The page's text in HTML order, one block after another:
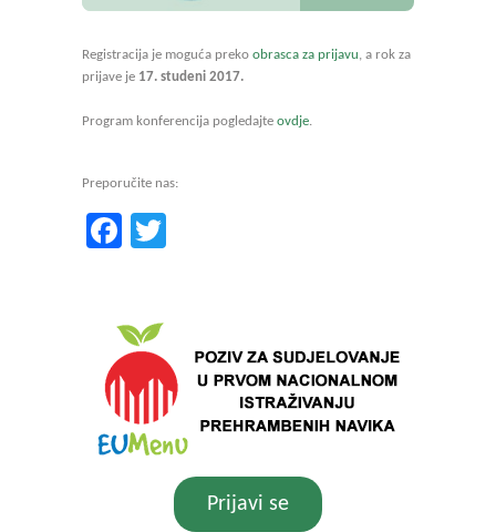
Registracija je moguća preko obrasca za prijavu, a rok za
prijave je 17. studeni 2017.
Program konferencija pogledajte ovdje.
Preporučite nas:
Facebook
Prijavi se